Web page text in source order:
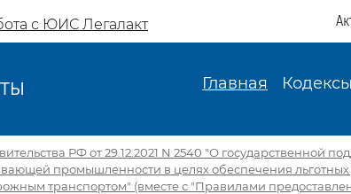
с ЮИС Легалакт
Главная Кодексы
РФ от 29.12.2021 N 2540 "О государственной
промышленности в целях обеспечения
транспортом" (вместе с "Правилами